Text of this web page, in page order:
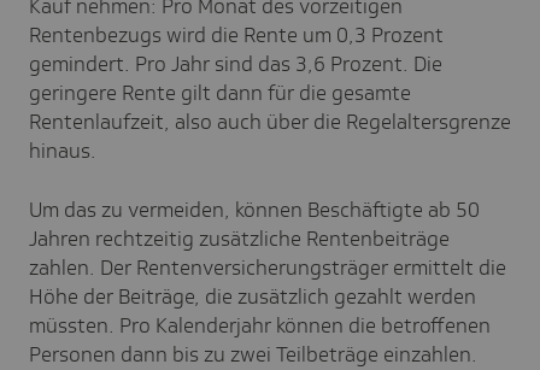
Kauf nehmen: Pro Monat des vorzeitigen
Rentenbezugs wird die Rente um 0,3 Prozent
gemindert. Pro Jahr sind das 3,6 Prozent. Die
geringere Rente gilt dann für die gesamte
Rentenlaufzeit, also auch über die Regelaltersgrenze
hinaus.
Um das zu vermeiden, können Beschäftigte ab 50
Jahren rechtzeitig zusätzliche Rentenbeiträge
zahlen. Der Rentenversicherungsträger ermittelt die
Höhe der Beiträge, die zusätzlich gezahlt werden
müssten. Pro Kalenderjahr können die betroffenen
Personen dann bis zu zwei Teilbeträge einzahlen.